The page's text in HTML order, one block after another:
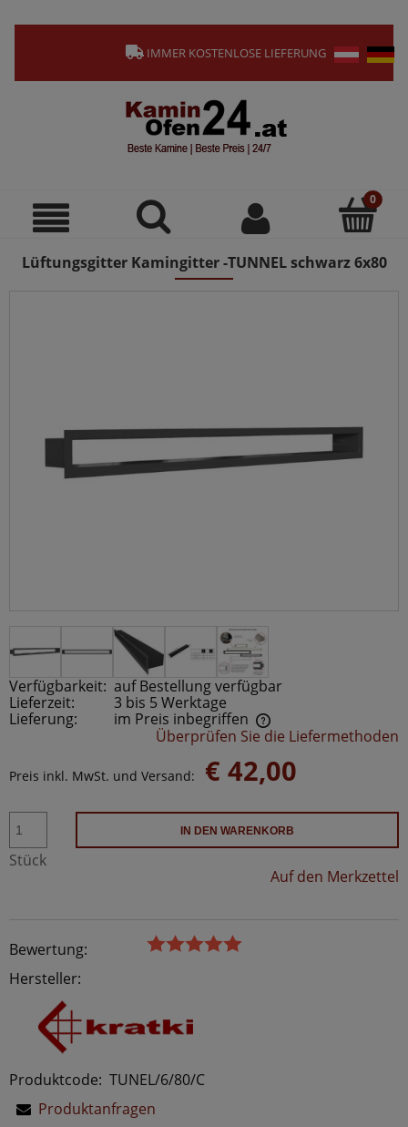
IMMER KOSTENLOSE LIEFERUNG
Lüftungsgitter Kamingitter -TUNNEL schwarz 6x80
Verfügbarkeit: auf Bestellung verfügbar
Lieferzeit:
3 bis 5 Werktage
Lieferung:
im Preis inbegriffen
Der Preis beinhaltet keine möglichen Zahlungskosten
Überprüfen Sie die Liefermethoden
Preis inkl. MwSt. und Versand: € 42,00
Stück
IN DEN WARENKORB
Auf den Merkzettel
Bewertung:
Hersteller:
Produktcode: TUNEL/6/80/C
Produktanfragen